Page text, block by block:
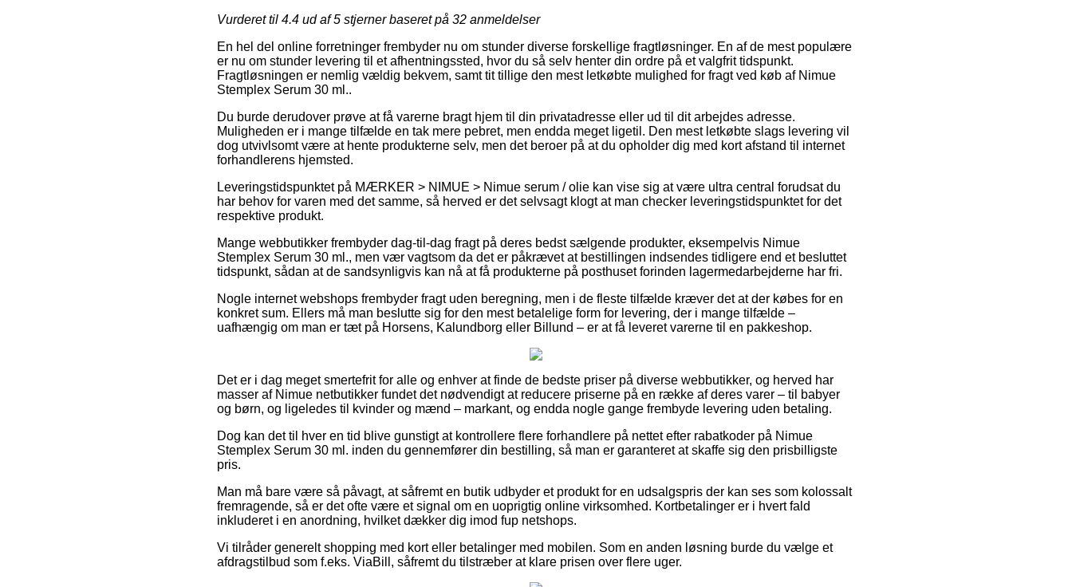
Vurderet til 4.4 ud af 5 stjerner baseret på 32 anmeldelser
En hel del online forretninger frembyder nu om stunder diverse forskellige fragtløsninger. En af de mest populære
er nu om stunder levering til et afhentningssted, hvor du så selv henter din ordre på et valgfrit tidspunkt.
Fragtløsningen er nemlig vældig bekvem, samt tit tillige den mest letkøbte mulighed for fragt ved køb af Nimue
Stemplex Serum 30 ml..
Du burde derudover prøve at få varerne bragt hjem til din privatadresse eller ud til dit arbejdes adresse.
Muligheden er i mange tilfælde en tak mere pebret, men endda meget ligetil. Den mest letkøbte slags levering vil
dog utvivlsomt være at hente produkterne selv, men det beroer på at du opholder dig med kort afstand til internet
forhandlerens hjemsted.
Leveringstidspunktet på MÆRKER > NIMUE > Nimue serum / olie kan vise sig at være ultra central forudsat du
har behov for varen med det samme, så herved er det selvsagt klogt at man checker leveringstidspunktet for det
respektive produkt.
Mange webbutikker frembyder dag-til-dag fragt på deres bedst sælgende produkter, eksempelvis Nimue
Stemplex Serum 30 ml., men vær vagtsom da det er påkrævet at bestillingen indsendes tidligere end et besluttet
tidspunkt, sådan at de sandsynligvis kan nå at få produkterne på posthuset forinden lagermedarbejderne har fri.
Nogle internet webshops frembyder fragt uden beregning, men i de fleste tilfælde kræver det at der købes for en
konkret sum. Ellers må man beslutte sig for den mest betalelige form for levering, der i mange tilfælde –
uafhængig om man er tæt på Horsens, Kalundborg eller Billund – er at få leveret varerne til en pakkeshop.
Det er i dag meget smertefrit for alle og enhver at finde de bedste priser på diverse webbutikker, og herved har
masser af Nimue netbutikker fundet det nødvendigt at reducere priserne på en række af deres varer – til babyer
og børn, og ligeledes til kvinder og mænd – markant, og endda nogle gange frembyde levering uden betaling.
Dog kan det til hver en tid blive gunstigt at kontrollere flere forhandlere på nettet efter rabatkoder på Nimue
Stemplex Serum 30 ml. inden du gennemfører din bestilling, så man er garanteret at skaffe sig den prisbilligste
pris.
Man må bare være så påvagt, at såfremt en butik udbyder et produkt for en udsalgspris der kan ses som kolossalt
fremragende, så er det ofte være et signal om en uoprigtig online virksomhed. Kortbetalinger er i hvert fald
inkluderet i en anordning, hvilket dækker dig imod fup netshops.
Vi tilråder generelt shopping med kort eller betalinger med mobilen. Som en anden løsning burde du vælge et
afdragstilbud som f.eks. ViaBill, såfremt du tilstræber at klare prisen over flere uger.